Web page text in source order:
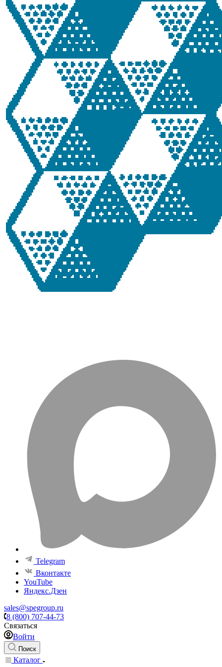
Telegram
Вконтакте
YouTube
Яндекс.Дзен
sales@spegroup.ru
8 (800) 707-44-73
Связаться
Войти
Поиск
Каталог